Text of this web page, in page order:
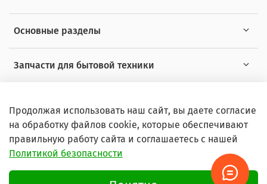
Основные разделы
Запчасти для бытовой техники
© 2026 Любое использование контента без письменного
Продолжая использовать наш сайт, вы даете согласие
на обработку файлов cookie, которые обеспечивают
правильную работу сайта и соглашаетесь с нашей
Политикой безопасности